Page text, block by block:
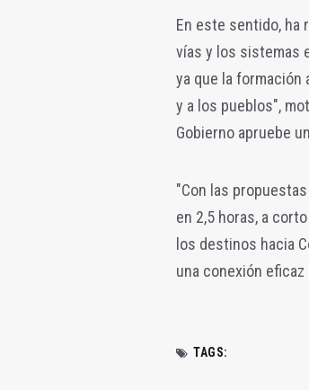
En este sentido, ha
vías y los sistemas
ya que la
y a los pueblos",
Gobierno apruebe
"Con las
en 2,5 horas, a
los destinos hacia
una conexión eficaz
TAGS: